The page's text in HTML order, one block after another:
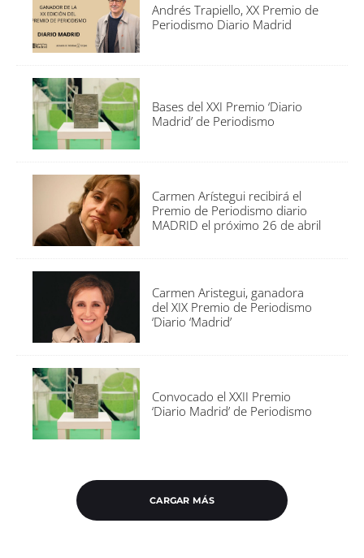
Andrés Trapiello, XX Premio de
Periodismo Diario Madrid
Bases del XXI Premio ‘Diario
Madrid’ de Periodismo
Carmen Arístegui recibirá el
Premio de Periodismo diario
MADRID el próximo 26 de abril
Carmen Aristegui, ganadora
del XIX Premio de Periodismo
‘Diario ‘Madrid’
Convocado el XXII Premio
‘Diario Madrid’ de Periodismo
CARGAR MÁS